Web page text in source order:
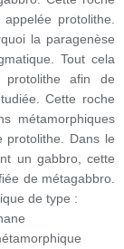
protolithe.
la paragenèse
Tout cela
afin de
Cette roche
métamorphiques
Dans le
un gabbro, cette
de métagabbro.
de type :